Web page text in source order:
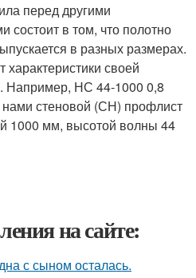
перед другими
состоит в том, что полотно
в разных размерах.
своей
Например, НС 44-1000 0,8
нами стеновой (СН) профлист
1000 мм, высотой волны 44
на сайте:
с сыном осталась.